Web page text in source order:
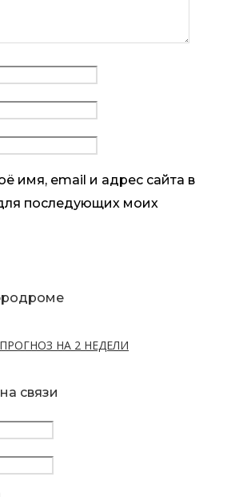
имя, email и адрес сайта в
последующих моих
ПРОГНОЗ НА 2 НЕДЕЛИ
связи